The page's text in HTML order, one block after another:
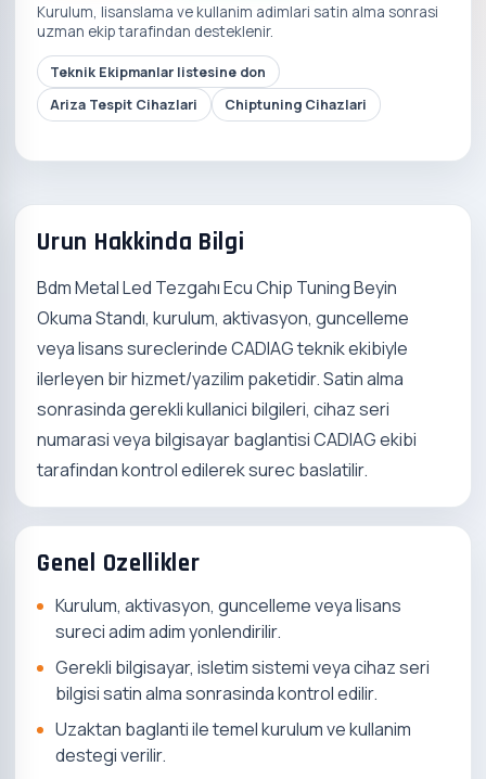
Kurulum, lisanslama ve kullanim adimlari satin alma sonrasi
uzman ekip tarafindan desteklenir.
Teknik Ekipmanlar listesine don
Ariza Tespit Cihazlari
Chiptuning Cihazlari
Urun Hakkinda Bilgi
Bdm Metal Led Tezgahı Ecu Chip Tuning Beyin
Okuma Standı, kurulum, aktivasyon, guncelleme
veya lisans sureclerinde CADIAG teknik ekibiyle
ilerleyen bir hizmet/yazilim paketidir. Satin alma
sonrasinda gerekli kullanici bilgileri, cihaz seri
numarasi veya bilgisayar baglantisi CADIAG ekibi
tarafindan kontrol edilerek surec baslatilir.
Genel Ozellikler
Kurulum, aktivasyon, guncelleme veya lisans
sureci adim adim yonlendirilir.
Gerekli bilgisayar, isletim sistemi veya cihaz seri
bilgisi satin alma sonrasinda kontrol edilir.
Uzaktan baglanti ile temel kurulum ve kullanim
destegi verilir.